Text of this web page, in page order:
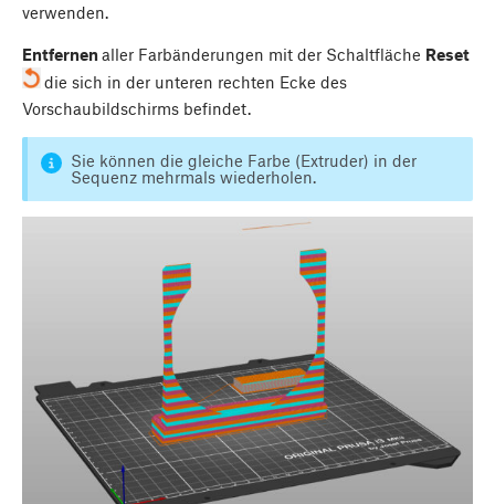
verwenden.
Entfernenaller Farbänderungen mit der Schaltfläche Reset
die sich in der unteren rechten Ecke des
Vorschaubildschirms befindet.
Sie können die gleiche Farbe (Extruder) in der
Sequenz mehrmals wiederholen.